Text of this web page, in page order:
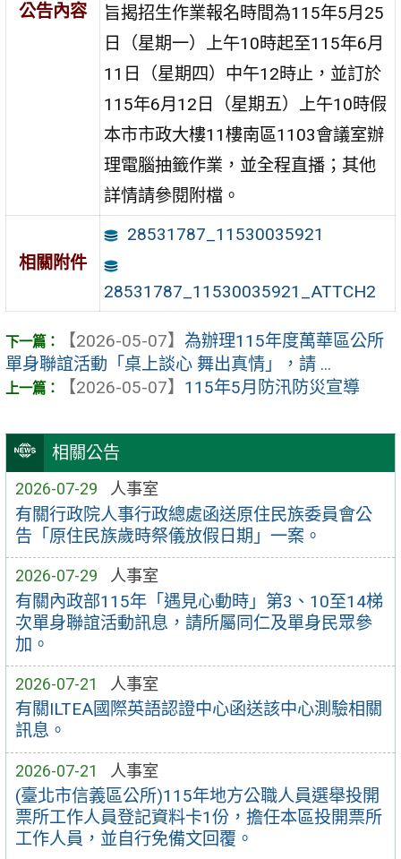
相關公告
2026-07-29 人事室
有關行政院人事行政總處函送原住民族委員會公
告「原住民族歲時祭儀放假日期」一案。
2026-07-29 人事室
有關內政部115年「遇見心動時」第3、10至14梯
次單身聯誼活動訊息，請所屬同仁及單身民眾參
加。
2026-07-21 人事室
有關ILTEA國際英語認證中心函送該中心測驗相關
訊息。
2026-07-21 人事室
(臺北市信義區公所)115年地方公職人員選舉投開
票所工作人員登記資料卡1份，擔任本區投開票所
工作人員，並自行免備文回覆。
公告內容
旨揭招生作業報名時間為115年5月25
日（星期一）上午10時起至115年6月
11日（星期四）中午12時止，並訂於
115年6月12日（星期五）上午10時假
本市市政大樓11樓南區1103會議室辦
理電腦抽籤作業，並全程直播；其他
詳情請參閱附檔。
相關附件
28531787_11530035921
28531787_11530035921_ATTCH2
【2026-05-07】 為辦理115年度萬華區公所
單身聯誼活動「桌上談心 舞出真情」，請 ...
【2026-05-07】 115年5月防汛防災宣導